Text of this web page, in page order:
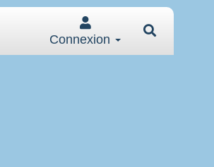
Connexion